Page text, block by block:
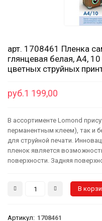
арт. 1708461 Пленка
глянцевая белая, А4,
цветных струйных
руб.1 199,00
В ассортименте Lomond
перманентным клеем), так и
для струйной печати.
пленок является
поверхности. Задняя
Артикул: 1708461